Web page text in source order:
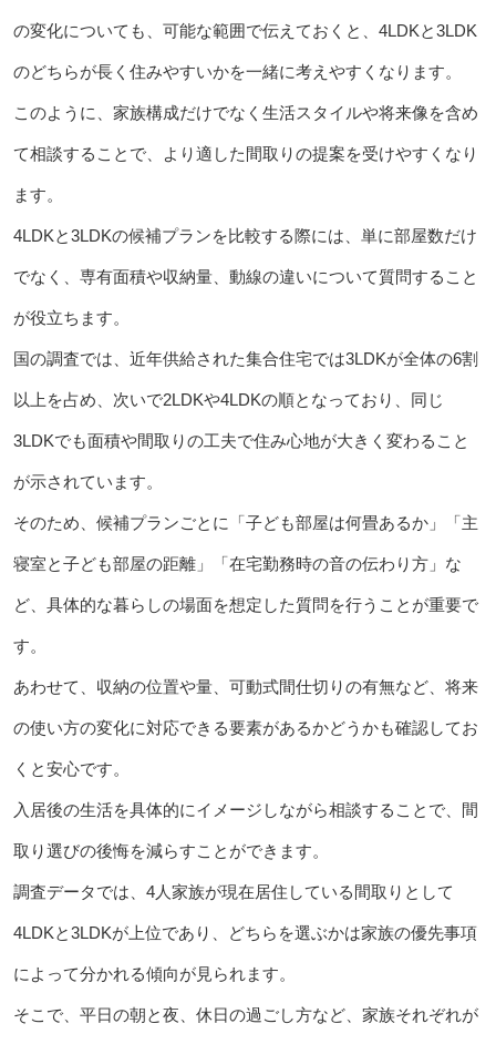
の変化についても、可能な範囲で伝えておくと、4LDKと3LDK
のどちらが長く住みやすいかを一緒に考えやすくなります。
このように、家族構成だけでなく生活スタイルや将来像を含め
て相談することで、より適した間取りの提案を受けやすくなり
ます。
4LDKと3LDKの候補プランを比較する際には、単に部屋数だけ
でなく、専有面積や収納量、動線の違いについて質問すること
が役立ちます。
国の調査では、近年供給された集合住宅では3LDKが全体の6割
以上を占め、次いで2LDKや4LDKの順となっており、同じ
3LDKでも面積や間取りの工夫で住み心地が大きく変わること
が示されています。
そのため、候補プランごとに「子ども部屋は何畳あるか」「主
寝室と子ども部屋の距離」「在宅勤務時の音の伝わり方」な
ど、具体的な暮らしの場面を想定した質問を行うことが重要で
す。
あわせて、収納の位置や量、可動式間仕切りの有無など、将来
の使い方の変化に対応できる要素があるかどうかも確認してお
くと安心です。
入居後の生活を具体的にイメージしながら相談することで、間
取り選びの後悔を減らすことができます。
調査データでは、4人家族が現在居住している間取りとして
4LDKと3LDKが上位であり、どちらを選ぶかは家族の優先事項
によって分かれる傾向が見られます。
そこで、平日の朝と夜、休日の過ごし方など、家族それぞれが